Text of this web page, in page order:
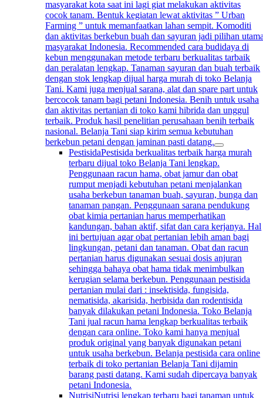
masyarakat kota saat ini lagi giat melakukan aktivitas
cocok tanam. Bentuk kegiatan lewat aktivitas ” Urban
Farming ” untuk memanfaatkan lahan sempit. Komoditi
dan aktivitas berkebun buah dan sayuran jadi pilihan
masyarakat Indonesia. Recommended cara budidaya di
kebun menggunakan metode terbaru berkualitas tarbaik
dan peralatan lengkap. Tanaman sayuran dan buah terbaik
dengan stok lengkap dijual harga murah di toko Belanja
Tani. Kami juga menjual sarana, alat dan spare part untuk
bercocok tanam bagi petani Indonesia. Benih untuk usaha
dan aktivitas pertanian di toko kami hibrida dan unggul
terbaik. Produk hasil penelitian perusahaan benih terbaik
nasional. Belanja Tani siap kirim semua kebutuhan
berkebun petani dengan jaminan pasti datang.
PestisidaPestisida berkualitas terbaik harga murah
terbaru dijual toko Belanja Tani lengkap.
Penggunaan racun hama, obat jamur dan obat
rumput menjadi kebutuhan petani menjalankan
usaha berkebun tanaman buah, sayuran, bunga dan
tanaman pangan. Penggunaan sarana pendukung
obat kimia pertanian harus memperhatikan
kandungan, bahan aktif, sifat dan cara kerjanya. Hal
ini bertujuan agar obat pertanian lebih aman bagi
lingkungan, petani dan tanaman. Obat dan racun
pertanian harus digunakan sesuai dosis anjuran
sehingga bahaya obat hama tidak menimbulkan
kerugian selama berkebun. Penggunaan pestisida
pertanian mulai dari : insektisida, fungisida,
nematisida, akarisida, herbisida dan rodentisida
banyak dilakukan petani Indonesia. Toko Belanja
Tani jual racun hama lengkap berkualitas terbaik
dengan cara online. Toko kami hanya menjual
produk original yang banyak digunakan petani
untuk usaha berkebun. Belanja pestisida cara online
terbaik di toko pertanian Belanja Tani dijamin
barang pasti datang. Kami sudah dipercaya banyak
petani Indonesia.
NutrisiNutrisi lengkap terbaru bagi tanaman untuk